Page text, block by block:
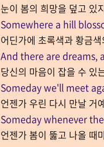
눈이 봄의 희망을 덮고 있
Somewhere a hill
어딘가에 초록색과 황금
And there are dreams,
당신의 마음이 잡을 수 있
Someday we'll meet
언젠가 우린 다시 만날 거
Someday whenever
언젠가 봄이 뚫고 나올 때